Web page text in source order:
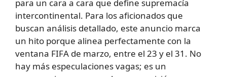
para un cara a cara que define supremacía
intercontinental. Para los aficionados que
buscan análisis detallado, este anuncio marca
un hito porque alinea perfectamente con la
ventana FIFA de marzo, entre el 23 y el 31. No
hay más especulaciones vagas; es un